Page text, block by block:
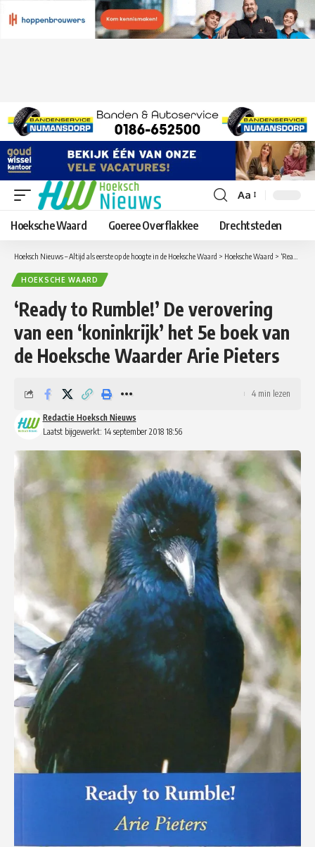
Lettergrootte
aanpassen
Aa
Hoeksche Waard Goeree Overflakkee Drechtsteden
Hoeksch Nieuws – Altijd als eerste op de hoogte in de Hoeksche Waard > Hoeksche Waard > ‘Ready to Rumble!’ De verovering van een ‘koninkrijk’ het 5e boek van de Hoeksche Waarder Arie Pieters
HOEKSCHE WAARD
‘Ready to Rumble!’ De verovering
van een ‘koninkrijk’ het 5e boek van
de Hoeksche Waarder Arie Pieters
Laatst bijgewerkt: 14 september 2018 18:56
Redactie Hoeksch Nieuws
4 min lezen